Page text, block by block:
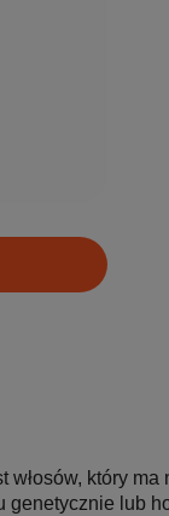
włosów, który
lub